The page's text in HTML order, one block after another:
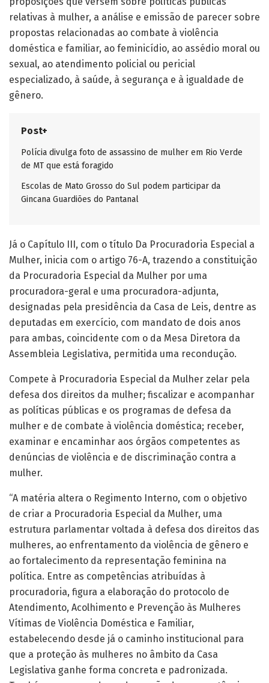
relativas à mulher, a análise e emissão de parecer sobre
propostas relacionadas ao combate à violência
doméstica e familiar, ao feminicídio, ao assédio moral ou
sexual, ao atendimento policial ou pericial
especializado, à saúde, à segurança e à igualdade de
gênero.
Post+
Polícia divulga foto de assassino de mulher em Rio Verde
de MT que está foragido
Escolas de Mato Grosso do Sul podem participar da
Gincana Guardiões do Pantanal
Já o Capítulo III, com o título Da Procuradoria Especial a
Mulher, inicia com o artigo 76-A, trazendo a constituição
da Procuradoria Especial da Mulher por uma
procuradora-geral e uma procuradora-adjunta,
designadas pela presidência da Casa de Leis, dentre as
deputadas em exercício, com mandato de dois anos
para ambas, coincidente com o da Mesa Diretora da
Assembleia Legislativa, permitida uma recondução.
Compete à Procuradoria Especial da Mulher zelar pela
defesa dos direitos da mulher; fiscalizar e acompanhar
as políticas públicas e os programas de defesa da
mulher e de combate à violência doméstica; receber,
examinar e encaminhar aos órgãos competentes as
denúncias de violência e de discriminação contra a
mulher.
“A matéria altera o Regimento Interno, com o objetivo
de criar a Procuradoria Especial da Mulher, uma
estrutura parlamentar voltada à defesa dos direitos das
mulheres, ao enfrentamento da violência de gênero e
ao fortalecimento da representação feminina na
política. Entre as competências atribuídas à
procuradoria, figura a elaboração do protocolo de
Atendimento, Acolhimento e Prevenção às Mulheres
Vítimas de Violência Doméstica e Familiar,
estabelecendo desde já o caminho institucional para
que a proteção às mulheres no âmbito da Casa
Legislativa ganhe forma concreta e padronizada.